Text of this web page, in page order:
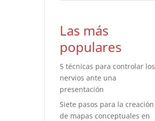
Las más
populares
5 técnicas para controlar los
nervios ante una
presentación
Siete pasos para la creación
de mapas conceptuales en